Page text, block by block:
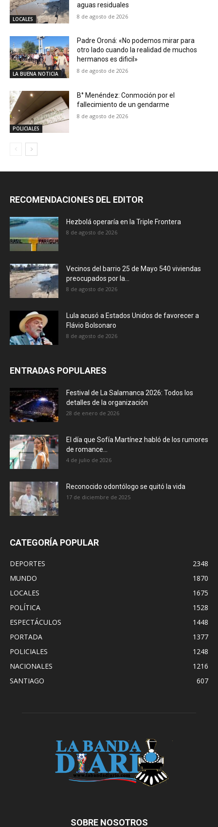
LOCALES
aguas residuales
8 de agosto de 2026
LA BUENA NOTICIA
Padre Oroná: «No podemos mirar para
otro lado cuando la realidad de muchos
hermanos es dificil»
8 de agosto de 2026
POLICIALES
B° Menéndez: Conmoción por el
fallecimiento de un gendarme
8 de agosto de 2026
RECOMENDACIONES DEL EDITOR
Hezbolá operaría en la Triple Frontera
8 de agosto de 2026
Vecinos del barrio 25 de Mayo 540 viviendas
preocupados por la...
8 de agosto de 2026
Lula acusó a Estados Unidos de favorecer a
Flávio Bolsonaro
8 de agosto de 2026
ENTRADAS POPULARES
Festival de La Salamanca 2026: Todos los
detalles de la organización
28 de enero de 2026
El día que Sofía Martínez habló de los rumores
de romance...
4 de julio de 2026
Reconocido odontólogo se quitó la vida
17 de diciembre de 2025
CATEGORÍA POPULAR
DEPORTES
2348
MUNDO
1870
LOCALES
1675
POLÍTICA
1528
ESPECTÁCULOS
1448
PORTADA
1377
POLICIALES
1248
NACIONALES
1216
SANTIAGO
607
SOBRE NOSOTROS